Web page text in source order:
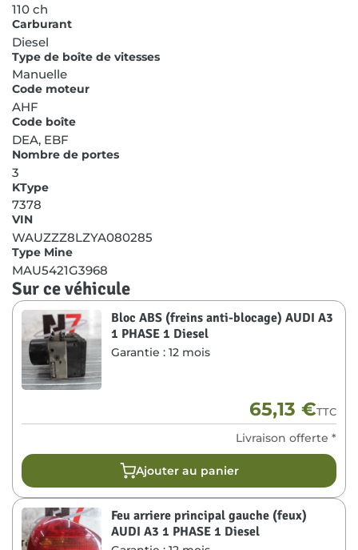
110 ch
Carburant
Diesel
Type de boîte de vitesses
Manuelle
Code moteur
AHF
Code boîte
DEA, EBF
Nombre de portes
3
KType
7378
VIN
WAUZZZ8LZYA080285
Type Mine
MAU5421G3968
Sur ce véhicule
Bloc ABS (freins anti-blocage) AUDI A3
1 PHASE 1 Diesel
Garantie : 12 mois
65,13 €TTC
Livraison offerte *
Ajouter au panier
Feu arriere principal gauche (feux)
AUDI A3 1 PHASE 1 Diesel